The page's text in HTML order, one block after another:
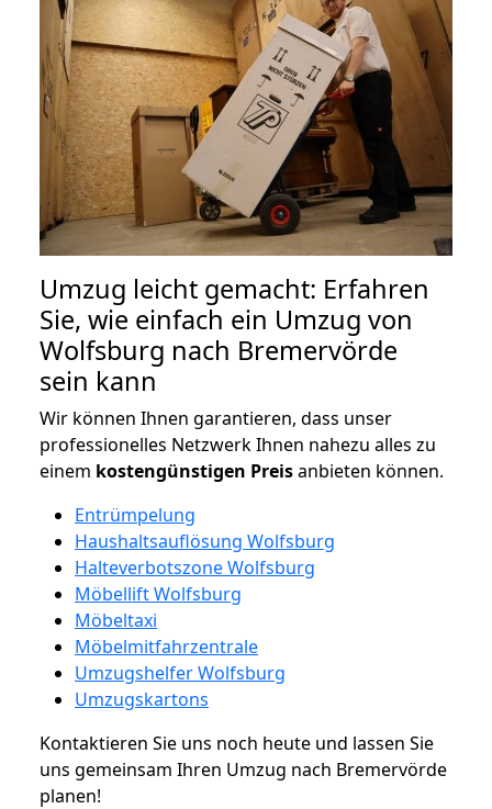
Umzug leicht gemacht: Erfahren
Sie, wie einfach ein Umzug von
Wolfsburg nach Bremervörde
sein kann
Wir können Ihnen garantieren, dass unser
professionelles Netzwerk Ihnen nahezu alles zu
einem kostengünstigen Preisanbieten können.
Entrümpelung
Haushaltsauflösung Wolfsburg
Halteverbotszone Wolfsburg
Möbellift Wolfsburg
Möbeltaxi
Möbelmitfahrzentrale
Umzugshelfer Wolfsburg
Umzugskartons
Kontaktieren Sie uns noch heute und lassen Sie
uns gemeinsam Ihren Umzug nach Bremervörde
planen!